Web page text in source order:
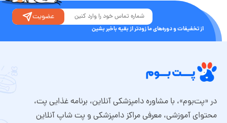
از تخفیفات و دوره‌های ما زودتر از بقیه باخبر بشین
عضویت
در «پت‌بوم»، با مشاوره دامپزشکی آنلاین، برنامه غذایی پت،
محتوای آموزشی، معرفی مراکز دامپزشکی و پت شاپ آنلاین